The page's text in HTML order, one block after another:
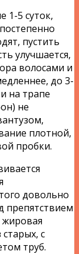
1-5 суток,
пустить
улучшается,
волосами и
до 3-
на трапе
не
плотной,
пробки.
довольно
препятствием
жировая
с
труб.